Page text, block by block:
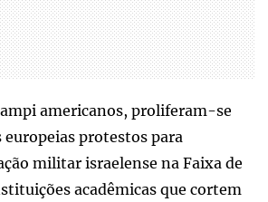
americanos, proliferam-se
protestos para
militar israelense na Faixa de
acadêmicas que cortem